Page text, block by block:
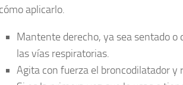
cómo aplicarlo.
Mantente derecho, ya sea sentado o
las vías respiratorias.
Agita con fuerza el broncodilatador y